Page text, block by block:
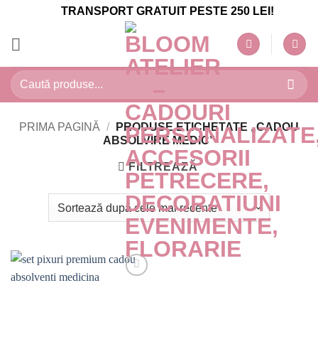
content
TRANSPORT GRATUIT PESTE 250 LEI!
Caută
după:
PRIMA PAGINĂ /
PRODUSE ETICHETATE „CADOU
ABSOLVIRE MEDIC”
FILTREAZĂ